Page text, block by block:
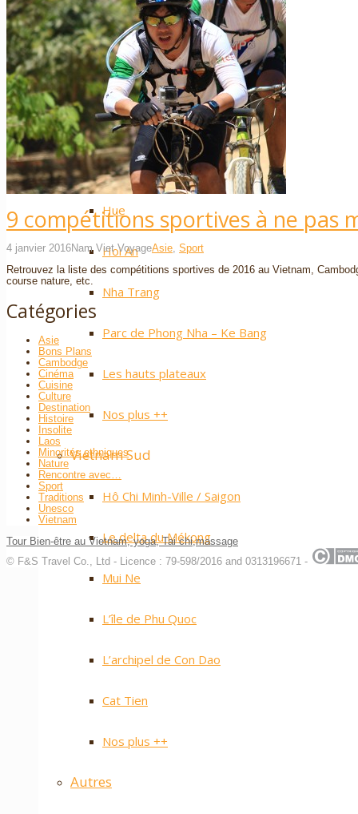
Pinterest Sapa
Ha Giang
Mai Chau
Nos plus ++
Vietnam Centre
Hue
Hoi An
Nha Trang
Parc de Phong Nha – Ke Bang
Les hauts plateaux
Nos plus ++
Vietnam Sud
Hô Chi Minh-Ville / Saigon
Le delta du Mékong
Mui Ne
L’île de Phu Quoc
L’archipel de Con Dao
Cat Tien
Nos plus ++
Autres
9 compétitions sportives à ne pas
4 janvier 2016Nam Viet VoyageAsie, Sport
Retrouvez la liste des compétitions sportives de 2016 au Vietnam,
course nature, etc.
Catégories
Asie
Bons Plans
Cambodge
Cinéma
Cuisine
Culture
Destination
Histoire
Insolite
Laos
Minorités ethniques
Nature
Rencontre avec…
Sport
Traditions
Unesco
Vietnam
Tour Bien-être au Vietnam, yoga, Tai chi,massage
© F&S Travel Co., Ltd - Licence : 79-598/2016 and 0313196671 -